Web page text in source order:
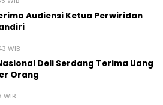
Audiensi Ketua Perwiridan
WIB
Deli Serdang Terima Uang
Orang
WIB